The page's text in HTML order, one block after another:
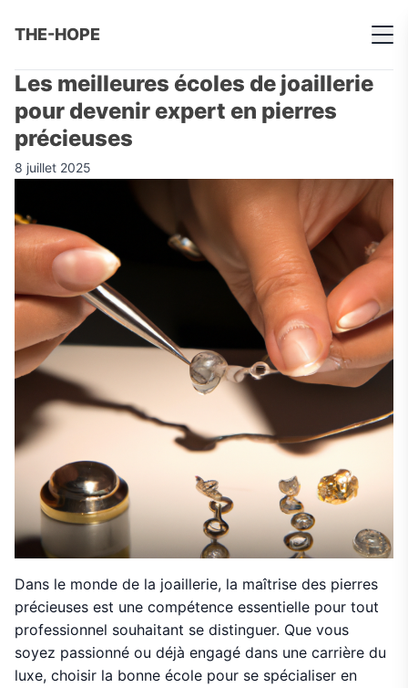
THE-HOPE
Les meilleures écoles de joaillerie
pour devenir expert en pierres
précieuses
8 juillet 2025
Dans le monde de la joaillerie, la maîtrise des pierres
précieuses est une compétence essentielle pour tout
professionnel souhaitant se distinguer. Que vous
soyez passionné ou déjà engagé dans une carrière du
luxe, choisir la bonne école pour se spécialiser en